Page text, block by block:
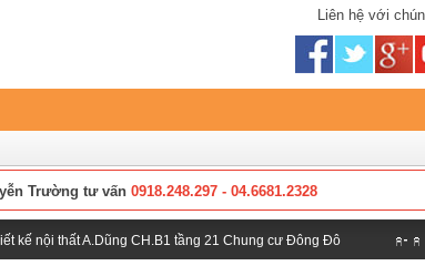
Liên hệ với
Trường tư vấn 0918.248.297 - 04.6681.2328
kế nội thất A.Dũng CH.B1 tầng 21 Chung cư Đông Đô